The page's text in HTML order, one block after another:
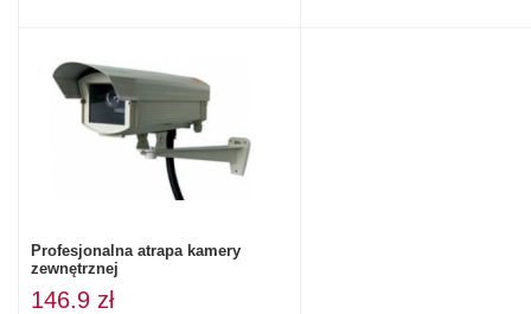
Profesjonalna atrapa kamery
zewnętrznej
146.9 zł